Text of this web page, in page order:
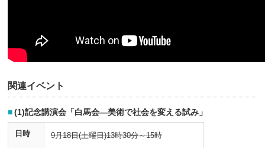
関連イベント
(1)記念講演会「白馬会―美術で社会を変える試み」
日時 9月18日(土曜日)13時30分～15時